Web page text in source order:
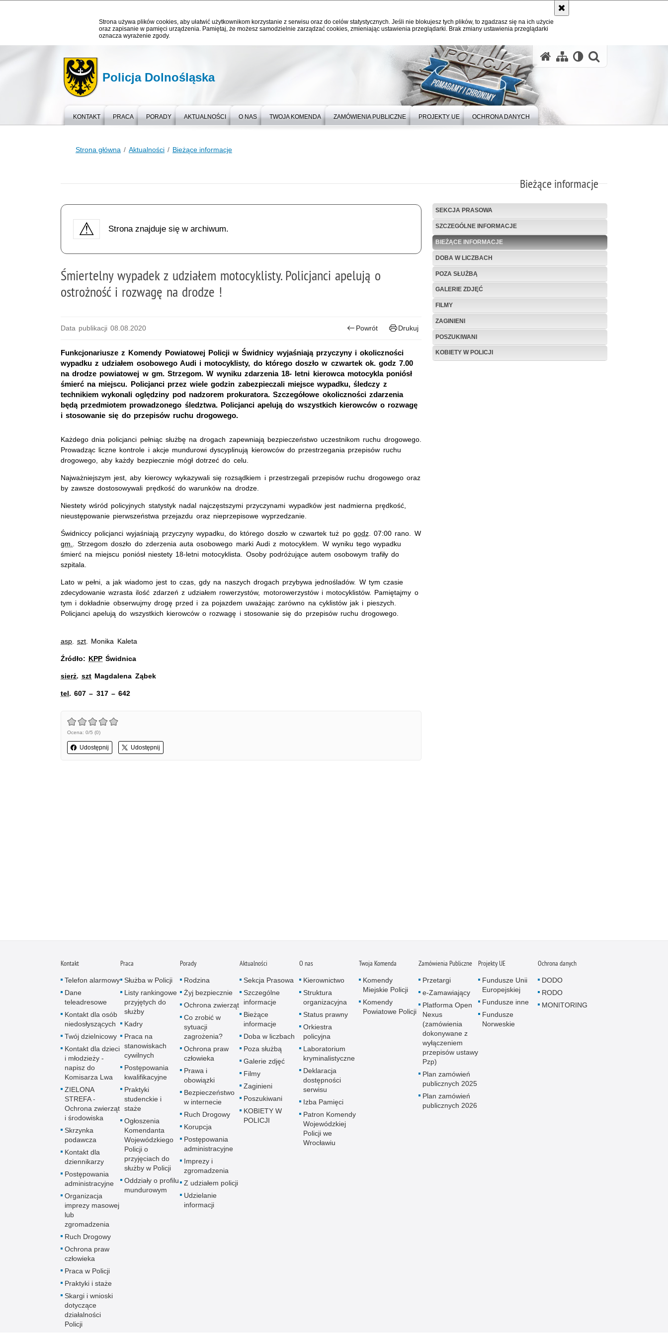
Strona używa plików cookies, aby ułatwić użytkownikom korzystanie z serwisu oraz do celów statystycznych. Jeśli nie blokujesz tych plików, to zgadzasz się na ich użycie
oraz zapisanie w pamięci urządzenia. Pamiętaj, że możesz samodzielnie zarządzać cookies, zmieniając ustawienia przeglądarki. Brak zmiany ustawienia przeglądarki
oznacza wyrażenie zgody.
Policja Dolnośląska
KONTAKT PRACA PORADY AKTUALNOŚCI O NAS TWOJA KOMENDA ZAMÓWIENIA PUBLICZNE PROJEKTY UE OCHRONA DANYCH
Strona główna Aktualności Bieżące informacje
Bieżące informacje
Strona znajduje się w archiwum.
Śmiertelny wypadek z udziałem motocyklisty. Policjanci apelują o
ostrożność i rozwagę na drodze !
Data publikacji 08.08.2020 Powrót Drukuj
Funkcjonariusze z Komendy Powiatowej Policji w Świdnicy wyjaśniają przyczyny i okoliczności
wypadku z udziałem osobowego Audi i motocyklisty, do którego doszło w czwartek ok. godz 7.00
na drodze powiatowej w gm. Strzegom. W wyniku zdarzenia 18- letni kierowca motocykla poniósł
śmierć na miejscu. Policjanci przez wiele godzin zabezpieczali miejsce wypadku, śledczy z
technikiem wykonali oględziny pod nadzorem prokuratora. Szczegółowe okoliczności zdarzenia
będą przedmiotem prowadzonego śledztwa. Policjanci apelują do wszystkich kierowców o rozwagę
i stosowanie się do przepisów ruchu drogowego.
Każdego dnia policjanci pełniąc służbę na drogach zapewniają bezpieczeństwo uczestnikom ruchu drogowego.
Prowadząc liczne kontrole i akcje mundurowi dyscyplinują kierowców do przestrzegania przepisów ruchu
drogowego, aby każdy bezpiecznie mógł dotrzeć do celu.
Najważniejszym jest, aby kierowcy wykazywali się rozsądkiem i przestrzegali przepisów ruchu drogowego oraz
by zawsze dostosowywali prędkość do warunków na drodze.
Niestety wśród policyjnych statystyk nadal najczęstszymi przyczynami wypadków jest nadmierna prędkość,
nieustępowanie pierwszeństwa przejazdu oraz nieprzepisowe wyprzedzanie.
Świdniccy policjanci wyjaśniają przyczyny wypadku, do którego doszło w czwartek tuż po godz. 07:00 rano. W
gm.
. Strzegom doszło do zderzenia auta osobowego marki Audi z motocyklem. W wyniku tego wypadku
śmierć na miejscu poniósł niestety 18-letni motocyklista. Osoby podróżujące autem osobowym trafiły do
szpitala.
Lato w pełni, a jak wiadomo jest to czas, gdy na naszych drogach przybywa jednośladów. W tym czasie
zdecydowanie wzrasta ilość zdarzeń z udziałem rowerzystów, motorowerzystów i motocyklistów. Pamiętajmy o
tym i dokładnie obserwujmy drogę przed i za pojazdem uważając zarówno na cyklistów jak i pieszych.
Policjanci apelują do wszystkich kierowców o rozwagę i stosowanie się do przepisów ruchu drogowego.
asp .szt . Monika Kaleta
Źródło: KPP Świdnica
sierż.szt Magdalena Ząbek
tel. 607 – 317 – 642
Ocena: 0/5 (0)
Udostępnij Udostępnij
SEKCJA PRASOWA
SZCZEGÓLNE INFORMACJE
BIEŻĄCE INFORMACJE
DOBA W LICZBACH
POZA SŁUŻBĄ
GALERIE ZDJĘĆ
FILMY
ZAGINIENI
POSZUKIWANI
KOBIETY W POLICJI
Kontakt
Telefon alarmowy
Dane
teleadresowe
Kontakt dla osób
niedosłyszących
Twój dzielnicowy
Kontakt dla dzieci
i młodzieży -
napisz do
Komisarza Lwa
ZIELONA
STREFA -
Ochrona zwierząt
i środowiska
Skrzynka
podawcza
Kontakt dla
dziennikarzy
Postępowania
administracyjne
Organizacja
imprezy masowej
lub
zgromadzenia
Ruch Drogowy
Ochrona praw
człowieka
Praca w Policji
Praktyki i staże
Skargi i wnioski
dotyczące
działalności
Policji
Praca
Służba w Policji
Listy rankingowe
przyjętych do
służby
Kadry
Praca na
stanowiskach
cywilnych
Postępowania
kwalifikacyjne
Praktyki
studenckie i
staże
Ogłoszenia
Komendanta
Wojewódzkiego
Policji o
przyjęciach do
służby w Policji
Oddziały o profilu
mundurowym
Porady
Rodzina
Żyj bezpiecznie
Ochrona zwierząt
Co zrobić w
sytuacji
zagrożenia?
Ochrona praw
człowieka
Prawa i
obowiązki
Bezpieczeństwo
w internecie
Ruch Drogowy
Korupcja
Postępowania
administracyjne
Imprezy i
zgromadzenia
Z udziałem policji
Udzielanie
informacji
Aktualności
Sekcja Prasowa
Szczególne
informacje
Bieżące
informacje
Doba w liczbach
Poza służbą
Galerie zdjęć
Filmy
Zaginieni
Poszukiwani
KOBIETY W
POLICJI
O nas
Kierownictwo
Struktura
organizacyjna
Status prawny
Orkiestra
policyjna
Laboratorium
kryminalistyczne
Deklaracja
dostępności
serwisu
Izba Pamięci
Patron Komendy
Wojewódzkiej
Policji we
Wrocławiu
Twoja Komenda
Komendy
Miejskie Policji
Komendy
Powiatowe Policji
Zamówienia Publiczne
Przetargi
e-Zamawiający
Platforma Open
Nexus
(zamówienia
dokonywane z
wyłączeniem
przepisów ustawy
Pzp)
Plan zamówień
publicznych 2025
Plan zamówień
publicznych 2026
Projekty UE
Fundusze Unii
Europejskiej
Fundusze inne
Fundusze
Norweskie
Ochrona danych
DODO
RODO
MONITORING